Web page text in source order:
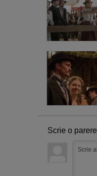
Scrie o parere